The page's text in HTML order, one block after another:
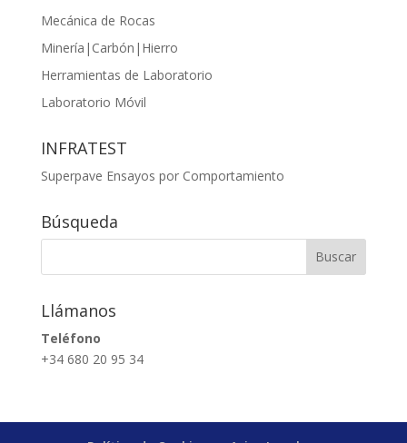
Mecánica de Rocas
Minería|Carbón|Hierro
Herramientas de Laboratorio
Laboratorio Móvil
INFRATEST
Superpave Ensayos por Comportamiento
Búsqueda
Llámanos
Teléfono
+34 680 20 95 34